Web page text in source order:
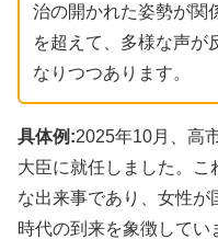
治の開かれた姿勢が関
を超えて、多様な声が
なりつつあります。
具体例:2025年10月、高
大臣に就任しました。こ
な出来事であり、女性が
時代の到来を象徴してい